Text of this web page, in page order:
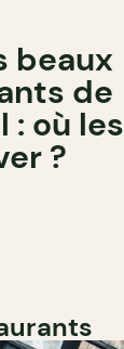
beaux
de
: où les
?